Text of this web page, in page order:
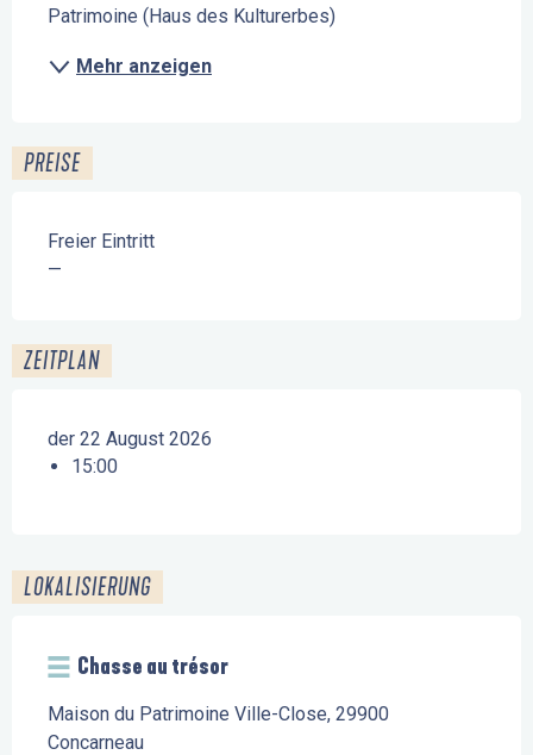
Patrimoine (Haus des Kulturerbes)
Mehr anzeigen
PREISE
Freier Eintritt
—
ZEITPLAN
der 22 August 2026
15:00
LOKALISIERUNG
Chasse au trésor
Maison du Patrimoine Ville-Close, 29900
Concarneau